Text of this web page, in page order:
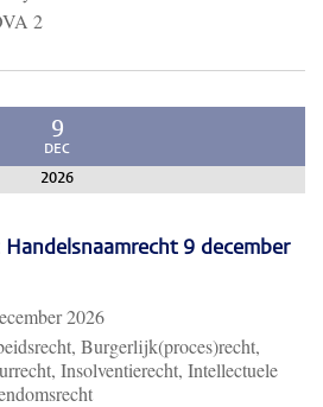
2
9
DEC
2026
Handelsnaamrecht 9 december
2026
Burgerlijk(proces)recht,
Insolventierecht, Intellectuele